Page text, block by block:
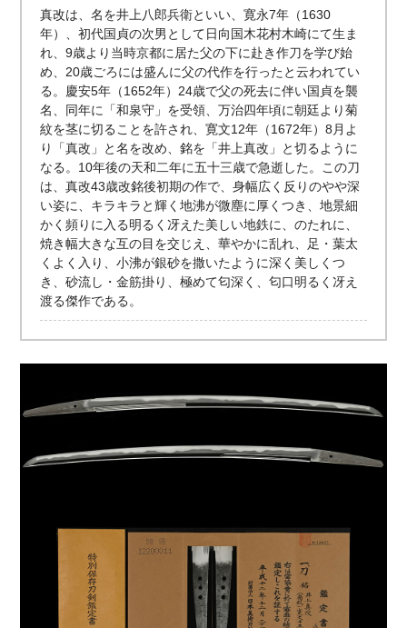
真改は、名を井上八郎兵衛といい、寛永7年（1630
年）、初代国貞の次男として日向国木花村木崎にて生ま
れ、9歳より当時京都に居た父の下に赴き作刀を学び始
め、20歳ごろには盛んに父の代作を行ったと云われてい
る。慶安5年（1652年）24歳で父の死去に伴い国貞を襲
名、同年に「和泉守」を受領、万治四年頃に朝廷より菊
紋を茎に切ることを許され、寛文12年（1672年）8月よ
り「真改」と名を改め、銘を「井上真改」と切るように
なる。10年後の天和二年に五十三歳で急逝した。この刀
は、真改43歳改銘後初期の作で、身幅広く反りのやや深
い姿に、キラキラと輝く地沸が微塵に厚くつき、地景細
かく頻りに入る明るく冴えた美しい地鉄に、のたれに、
焼き幅大きな互の目を交じえ、華やかに乱れ、足・葉太
くよく入り、小沸が銀砂を撒いたように深く美しくつ
き、砂流し・金筋掛り、極めて匂深く、匂口明るく冴え
渡る傑作である。